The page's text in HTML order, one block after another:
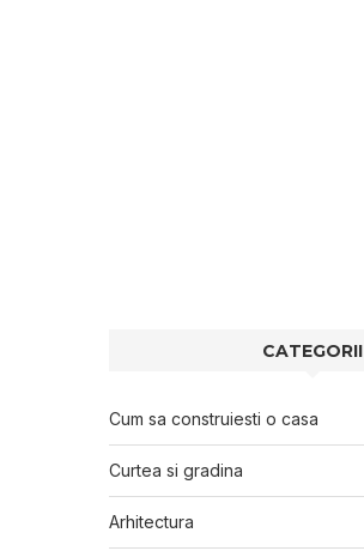
CATEGORII
Cum sa construiesti o casa
Curtea si gradina
Arhitectura